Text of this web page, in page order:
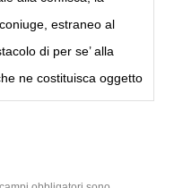
estraneo al
di per se’ alla
ne costituisca oggetto